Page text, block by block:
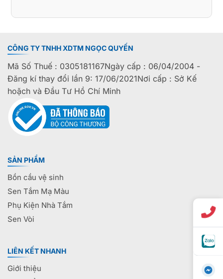
CÔNG TY TNHH XDTM NGỌC QUYẾN
Mã Số Thuế : 0305181167Ngày cấp : 06/04/2004 -
Đăng kí thay đổi lần 9: 17/06/2021Nơi cấp : Sở Kế
hoặch và Đầu Tư Hồ Chí Minh
SẢN PHẨM
Bồn cầu vệ sinh
Sen Tắm Mạ Màu
Phụ Kiện Nhà Tắm
Sen Vòi
LIÊN KẾT NHANH
Giới thiệu